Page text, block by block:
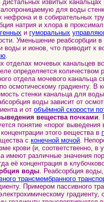
извитых
для воды
нефрона и в собирательных
натрия и хлора в
и гуморальных
Уменьшение реабсорбции
воды и ионов, что приводит к
мочевых канальцев
определяется
отдела мочевого канальца
осмотическому градиенту. В
стенки канальца для
воды зависит от
и от объёмной скорости
вещества почками
понятие «порог
концентрации этого вещества в
с конечной мочой .
крови (и, соответственно,
имеют различные значения
её концентрация в
воды . Реабсорбция
трансмембранного
Примером пассивного